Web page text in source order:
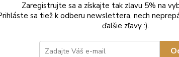
Zaregistrujte sa a získajte tak zľavu 5% na
sa tiež k odberu newslettera, nech
ďalšie zľavy :).